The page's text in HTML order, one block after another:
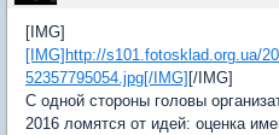
[IMG]
[IMG]http://s101.fotosklad.org.ua/
52357795054.jpg[/IMG] [/IMG]
С одной стороны головы
2016 ломятся от идей: оценка